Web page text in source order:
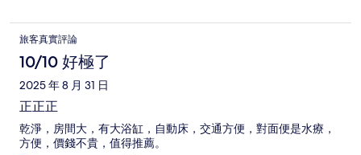
旅客真實評論
10/10 好極了
2025 年 8 月 31 日
正正正
乾淨，房間大，有大浴缸，自動床，交通方便，對面便是水療，
方便，價錢不貴，值得推薦。